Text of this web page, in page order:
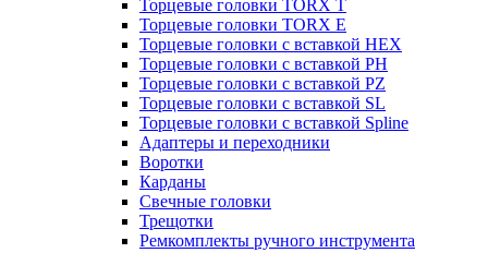
Торцевые головки TORX T
Торцевые головки TORX Е
Торцевые головки с вставкой HEX
Торцевые головки с вставкой PH
Торцевые головки с вставкой PZ
Торцевые головки с вставкой SL
Торцевые головки с вставкой Spline
Адаптеры и переходники
Воротки
Карданы
Свечные головки
Трещотки
Ремкомплекты ручного инструмента